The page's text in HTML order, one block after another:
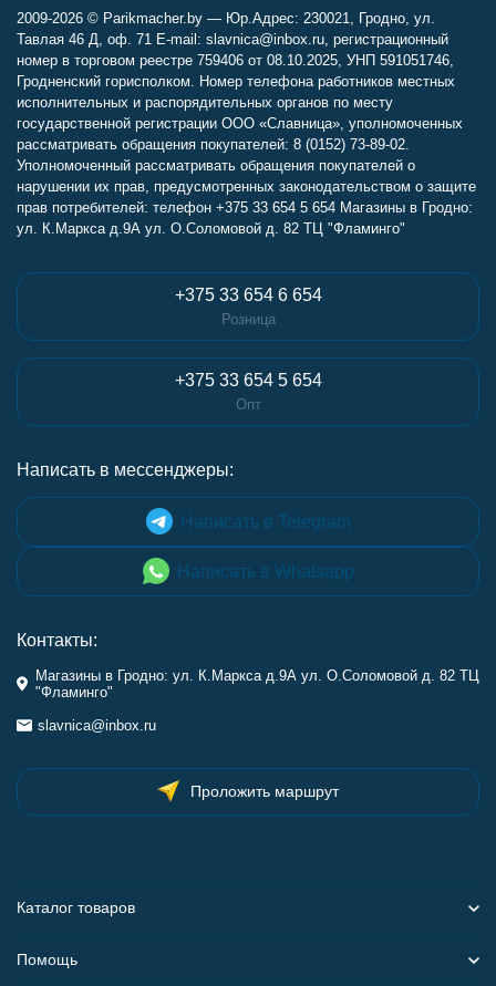
2009-2026 © Parikmacher.by — Юр.Адрес: 230021, Гродно, ул.
Тавлая 46 Д, оф. 71 E-mail: slavnica@inbox.ru, регистрационный
номер в торговом реестре 759406 от 08.10.2025, УНП 591051746,
Гродненский горисполком. Номер телефона работников местных
исполнительных и распорядительных органов по месту
государственной регистрации ООО «Славница», уполномоченных
рассматривать обращения покупателей: 8 (0152) 73-89-02.
Уполномоченный рассматривать обращения покупателей о
нарушении их прав, предусмотренных законодательством о защите
прав потребителей: телефон +375 33 654 5 654 Магазины в Гродно:
ул. К.Маркса д.9А ул. О.Соломовой д. 82 ТЦ "Фламинго"
+375 33 654 6 654
Розница
+375 33 654 5 654
Опт
Написать в мессенджеры:
Написать в Telegram
Написать в Whatsapp
Контакты:
Магазины в Гродно: ул. К.Маркса д.9А ул. О.Соломовой д. 82 ТЦ
"Фламинго"
slavnica@inbox.ru
Проложить маршрут
Каталог товаров
Помощь